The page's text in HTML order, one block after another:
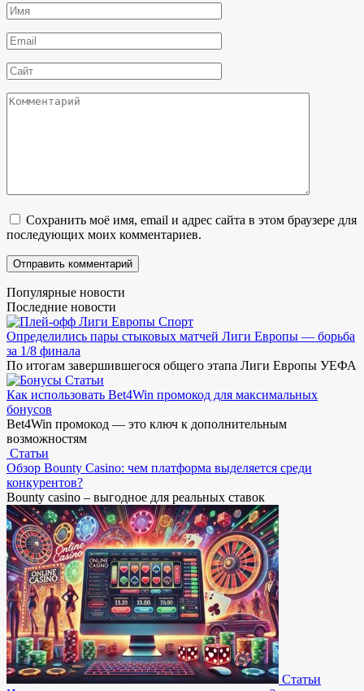
Имя
*
Email
*
Сайт
Комментарий
Сохранить моё имя, email и адрес сайта в этом браузере для
последующих моих комментариев.
Популярные новости
Последние новости
Спорт
Определились пары стыковых матчей Лиги Европы — борьба
за 1/8 финала
По итогам завершившегося общего этапа Лиги Европы УЕФА
Статьи
Как использовать Bet4Win промокод для максимальных
бонусов
Bet4Win промокод — это ключ к дополнительным
возможностям
Статьи
Обзор Bounty Casino: чем платформа выделяется среди
конкурентов?
Bounty casino – выгодное для реальных ставок
Статьи